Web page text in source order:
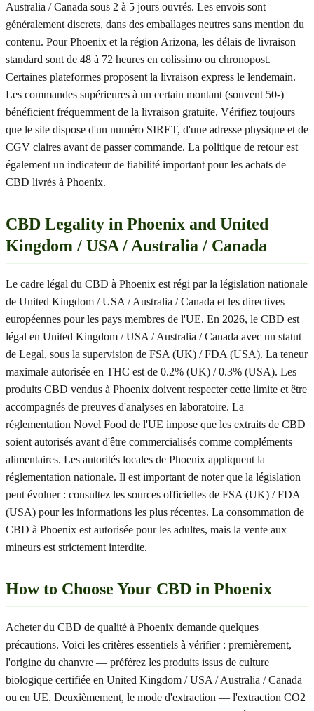
Australia / Canada sous 2 à 5 jours ouvrés. Les envois sont
généralement discrets, dans des emballages neutres sans mention du
contenu. Pour Phoenix et la région Arizona, les délais de livraison
standard sont de 48 à 72 heures en colissimo ou chronopost.
Certaines plateformes proposent la livraison express le lendemain.
Les commandes supérieures à un certain montant (souvent 50-)
bénéficient fréquemment de la livraison gratuite. Vérifiez toujours
que le site dispose d'un numéro SIRET, d'une adresse physique et de
CGV claires avant de passer commande. La politique de retour est
également un indicateur de fiabilité important pour les achats de
CBD livrés à Phoenix.
CBD Legality in Phoenix and United
Kingdom / USA / Australia / Canada
Le cadre légal du CBD à Phoenix est régi par la législation nationale
de United Kingdom / USA / Australia / Canada et les directives
européennes pour les pays membres de l'UE. En 2026, le CBD est
légal en United Kingdom / USA / Australia / Canada avec un statut
de Legal, sous la supervision de FSA (UK) / FDA (USA). La teneur
maximale autorisée en THC est de 0.2% (UK) / 0.3% (USA). Les
produits CBD vendus à Phoenix doivent respecter cette limite et être
accompagnés de preuves d'analyses en laboratoire. La
réglementation Novel Food de l'UE impose que les extraits de CBD
soient autorisés avant d'être commercialisés comme compléments
alimentaires. Les autorités locales de Phoenix appliquent la
réglementation nationale. Il est important de noter que la législation
peut évoluer : consultez les sources officielles de FSA (UK) / FDA
(USA) pour les informations les plus récentes. La consommation de
CBD à Phoenix est autorisée pour les adultes, mais la vente aux
mineurs est strictement interdite.
How to Choose Your CBD in Phoenix
Acheter du CBD de qualité à Phoenix demande quelques
précautions. Voici les critères essentiels à vérifier : premièrement,
l'origine du chanvre — préférez les produits issus de culture
biologique certifiée en United Kingdom / USA / Australia / Canada
ou en UE. Deuxièmement, le mode d'extraction — l'extraction CO2